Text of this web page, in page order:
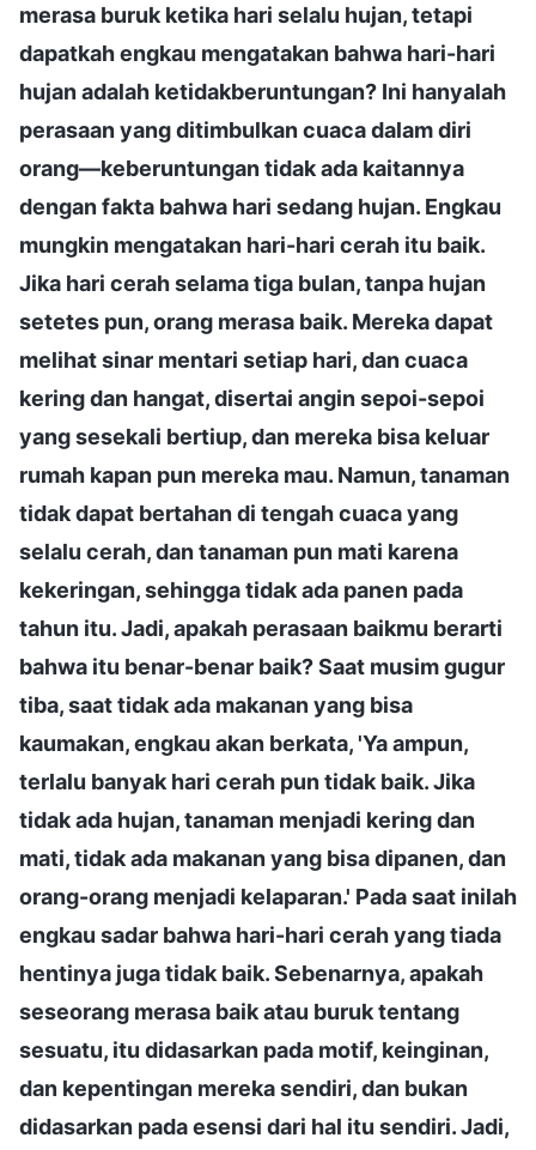
merasa buruk ketika hari selalu hujan, tetapi
dapatkah engkau mengatakan bahwa hari-hari
hujan adalah ketidakberuntungan? Ini hanyalah
perasaan yang ditimbulkan cuaca dalam diri
orang—keberuntungan tidak ada kaitannya
dengan fakta bahwa hari sedang hujan. Engkau
mungkin mengatakan hari-hari cerah itu baik.
Jika hari cerah selama tiga bulan, tanpa hujan
setetes pun, orang merasa baik. Mereka dapat
melihat sinar mentari setiap hari, dan cuaca
kering dan hangat, disertai angin sepoi-sepoi
yang sesekali bertiup, dan mereka bisa keluar
rumah kapan pun mereka mau. Namun, tanaman
tidak dapat bertahan di tengah cuaca yang
selalu cerah, dan tanaman pun mati karena
kekeringan, sehingga tidak ada panen pada
tahun itu. Jadi, apakah perasaan baikmu berarti
bahwa itu benar-benar baik? Saat musim gugur
tiba, saat tidak ada makanan yang bisa
kaumakan, engkau akan berkata, 'Ya ampun,
terlalu banyak hari cerah pun tidak baik. Jika
tidak ada hujan, tanaman menjadi kering dan
mati, tidak ada makanan yang bisa dipanen, dan
orang-orang menjadi kelaparan.' Pada saat inilah
engkau sadar bahwa hari-hari cerah yang tiada
hentinya juga tidak baik. Sebenarnya, apakah
seseorang merasa baik atau buruk tentang
sesuatu, itu didasarkan pada motif, keinginan,
dan kepentingan mereka sendiri, dan bukan
didasarkan pada esensi dari hal itu sendiri. Jadi,